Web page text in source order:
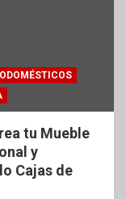
tu Mueble
y
Cajas de